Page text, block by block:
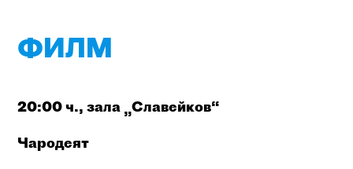
ФИЛМ
20:00ч.,зала „Славейков“
Чародеят